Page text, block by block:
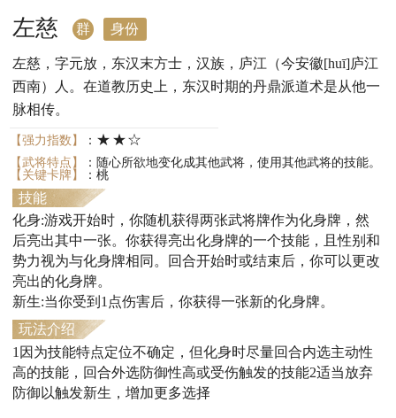
左慈 群 身份
左慈，字元放，东汉末方士，汉族，庐江（今安徽[huī]庐江
西南）人。在道教历史上，东汉时期的丹鼎派道术是从他一
脉相传。
【强力指数】 ： ★★☆
【武将特点】
：随心所欲地变化成其他武将，使用其他武将的技能。
【关键卡牌】
：桃
技能
化身:游戏开始时，你随机获得两张武将牌作为化身牌，然
后亮出其中一张。你获得亮出化身牌的一个技能，且性别和
势力视为与化身牌相同。回合开始时或结束后，你可以更改
亮出的化身牌。
新生:当你受到1点伤害后，你获得一张新的化身牌。
玩法介绍
1因为技能特点定位不确定，但化身时尽量回合内选主动性
高的技能，回合外选防御性高或受伤触发的技能2适当放弃
防御以触发新生，增加更多选择